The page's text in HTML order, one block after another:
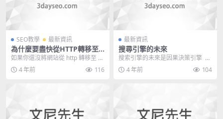
SEO教學 最新資訊
為什麼要盡快從HTTP轉移至H
TTPS?
如果你還沒將網站從 http 轉移至 ht
tps 的話，建議你盡快進行 SSL ...
4 年前 116
最新資訊
搜尋引擎的未來
搜索引擎的未來是因果決策引擎
專欄作家亞倫·弗裡德曼（Aaron ...
4 年前 104